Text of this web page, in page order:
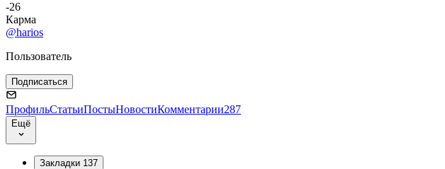
-26
Карма
@harios
Пользователь
Подписаться
ПрофильСтатьиПостыНовостиКомментарии287
Ещё
Закладки 137